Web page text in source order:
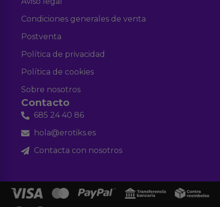
Condiciones generales de venta
Postventa
Política de privacidad
Política de cookies
Sobre nosotros
Contacto
685 24 40 86
hola@erotiks.es
Contacta con nosotros